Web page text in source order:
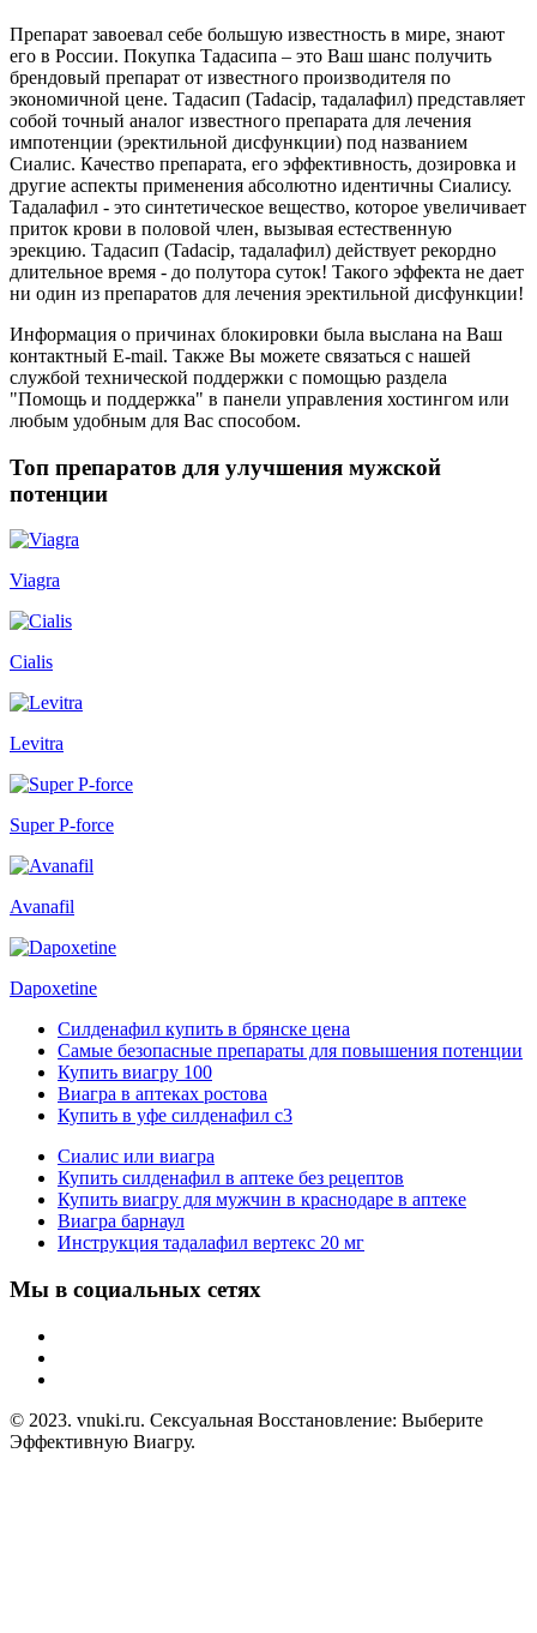
Препарат завоевал себе большую известность в мире, знают
его в России. Покупка Тадасипа – это Ваш шанс получить
брендовый препарат от известного производителя по
экономичной цене. Тадасип (Tadacip, тадалафил) представляет
собой точный аналог известного препарата для лечения
импотенции (эректильной дисфункции) под названием
Сиалис. Качество препарата, его эффективность, дозировка и
другие аспекты применения абсолютно идентичны Сиалису.
Тадалафил - это синтетическое вещество, которое увеличивает
приток крови в половой член, вызывая естественную
эрекцию. Тадасип (Tadacip, тадалафил) действует рекордно
длительное время - до полутора суток! Такого эффекта не дает
ни один из препаратов для лечения эректильной дисфункции!
Информация о причинах блокировки была выслана на Ваш
контактный E-mail. Также Вы можете связаться с нашей
службой технической поддержки с помощью раздела
"Помощь и поддержка" в панели управления хостингом или
любым удобным для Вас способом.
Топ препаратов для улучшения мужской
потенции
Viagra
Cialis
Levitra
Super P-force
Avanafil
Dapoxetine
Силденафил купить в брянске цена
Самые безопасные препараты для повышения потенции
Купить виагру 100
Виагра в аптеках ростова
Купить в уфе силденафил с3
Сиалис или виагра
Купить силденафил в аптеке без рецептов
Купить виагру для мужчин в краснодаре в аптеке
Виагра барнаул
Инструкция тадалафил вертекс 20 мг
Мы в социальных сетях
© 2023. vnuki.ru. Сексуальная Восстановление: Выберите
Эффективную Виагру.